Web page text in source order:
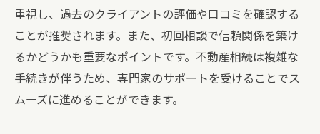
重視し、過去のクライアントの評価や口コミを確認する
ことが推奨されます。また、初回相談で信頼関係を築け
るかどうかも重要なポイントです。不動産相続は複雑な
手続きが伴うため、専門家のサポートを受けることでス
ムーズに進めることができます。